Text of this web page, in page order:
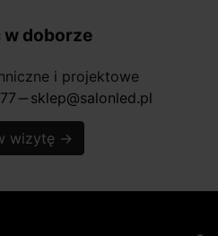
w doborze
i projektowe
horizontal_rule sklep@salonled.pl
wizytę →